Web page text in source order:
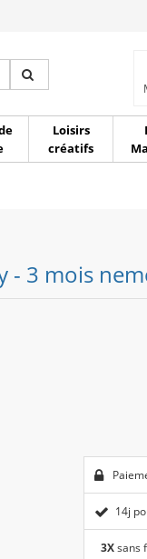
Loisirs
créatifs
- 3 mois
14j
3Xsans